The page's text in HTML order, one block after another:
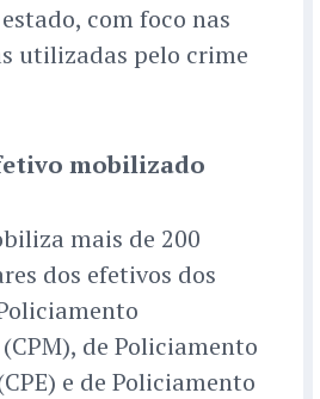
com foco nas
utilizadas pelo crime
mobilizado
mais de 200
dos efetivos dos
de Policiamento
e de Policiamento